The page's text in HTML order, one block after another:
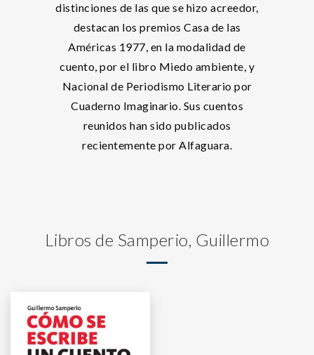
distinciones de las que se hizo acreedor,
destacan los premios Casa de las
Américas 1977, en la modalidad de
cuento, por el libro Miedo ambiente, y
Nacional de Periodismo Literario por
Cuaderno Imaginario. Sus cuentos
reunidos han sido publicados
recientemente por Alfaguara.
Libros de Samperio, Guillermo